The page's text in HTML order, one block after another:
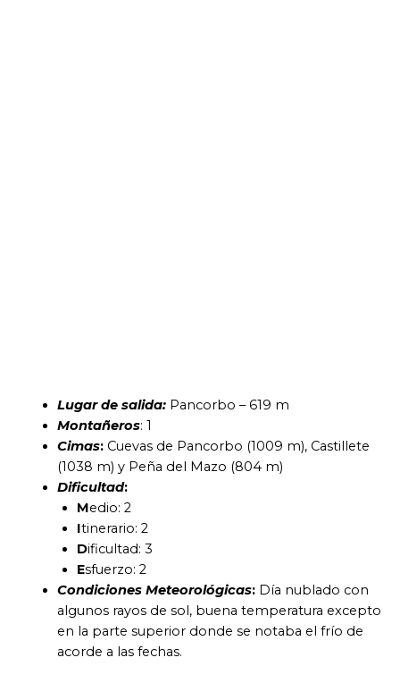
Lugar de salida:Pancorbo – 619 m
Montañeros: 1
Cimas:Cuevas de Pancorbo (1009 m), Castillete
(1038 m) y Peña del Mazo (804 m)
Dificultad:
Medio: 2
Itinerario: 2
Dificultad: 3
Esfuerzo: 2
Condiciones Meteorológicas: Día nublado con
algunos rayos de sol, buena temperatura excepto
en la parte superior donde se notaba el frío de
acorde a las fechas.